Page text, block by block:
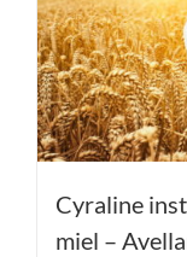
Cyraline
miel –